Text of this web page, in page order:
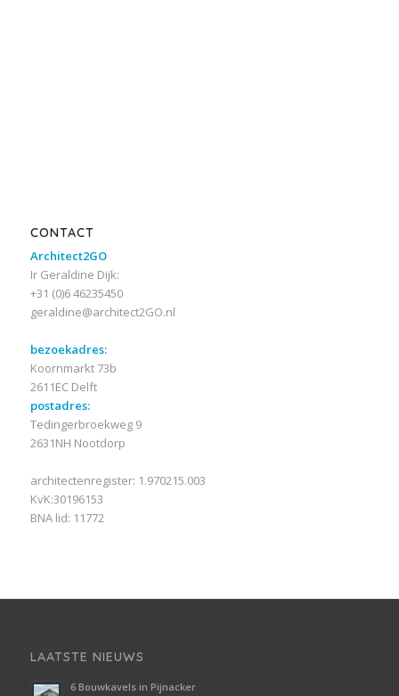
CONTACT
Architect2GO
Ir Geraldine Dijk:
+31 (0)6 46235450
geraldine@architect2GO.nl
bezoekadres:
Koornmarkt 73b
2611EC Delft
postadres:
Tedingerbroekweg 9
2631NH Nootdorp
architectenregister: 1.970215.003
KvK:30196153
BNA lid: 11772
LAATSTE NIEUWS
6 Bouwkavels in Pijnacker